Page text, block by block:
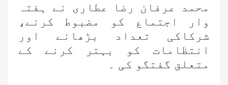
محمد عرفان رضا عطاری نے ہفتہ
وار اجتماع کو مضبوط کرنے،
شرکاکی تعداد بڑھانے اور
انتظامات کو بہتر کرنے کے
متعلق گفتگو کی ۔